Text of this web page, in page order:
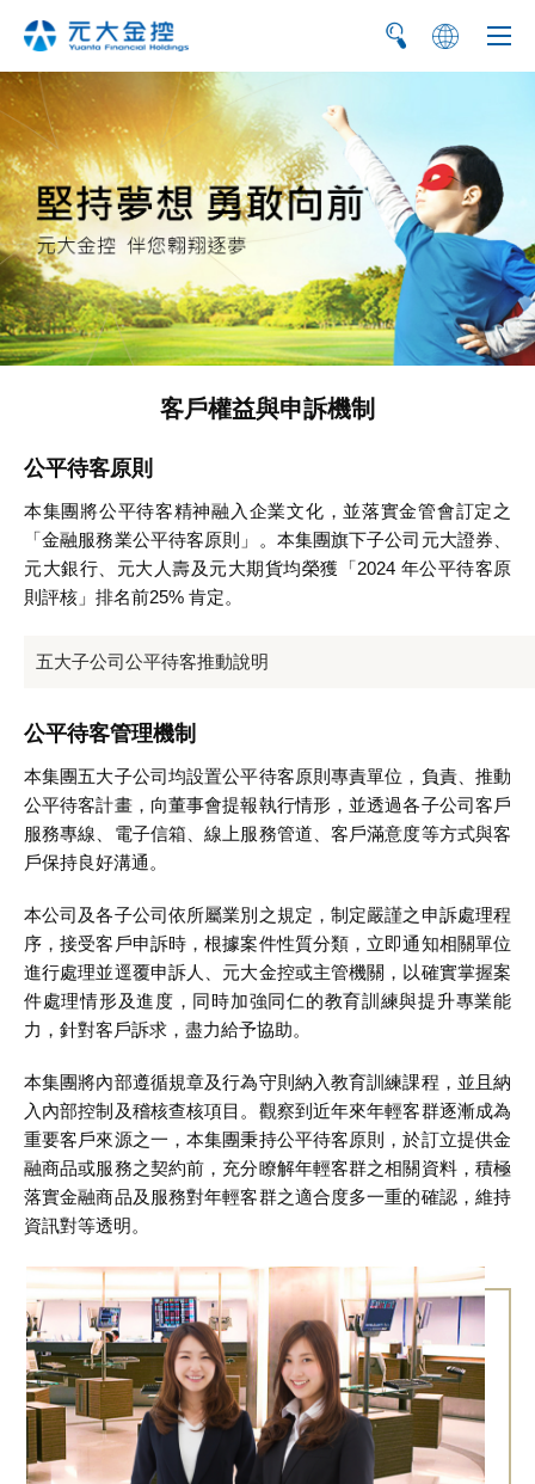
简 EN
客戶權益與申訴機制
公平待客原則
本集團將公平待客精神融入企業文化，並落實金管會訂定之
「金融服務業公平待客原則」。本集團旗下子公司元大證券、
元大銀行、元大人壽及元大期貨均榮獲「2024 年公平待客原
則評核」排名前25% 肯定。
五大子公司公平待客推動說明
公平待客管理機制
本集團五大子公司均設置公平待客原則專責單位，負責、推動
公平待客計畫，向董事會提報執行情形，並透過各子公司客戶
服務專線、電子信箱、線上服務管道、客戶滿意度等方式與客
戶保持良好溝通。
本公司及各子公司依所屬業別之規定，制定嚴謹之申訴處理程
序，接受客戶申訴時，根據案件性質分類，立即通知相關單位
進行處理並逕覆申訴人、元大金控或主管機關，以確實掌握案
件處理情形及進度，同時加強同仁的教育訓練與提升專業能
力，針對客戶訴求，盡力給予協助。
本集團將內部遵循規章及行為守則納入教育訓練課程，並且納
入內部控制及稽核查核項目。觀察到近年來年輕客群逐漸成為
重要客戶來源之一，本集團秉持公平待客原則，於訂立提供金
融商品或服務之契約前，充分瞭解年輕客群之相關資料，積極
落實金融商品及服務對年輕客群之適合度多一重的確認，維持
資訊對等透明。